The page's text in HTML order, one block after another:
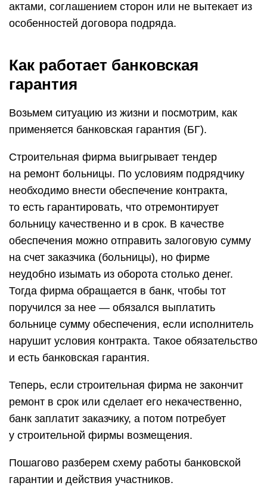
актами, соглашением сторон или не вытекает из
особенностей договора подряда.
Как работает банковская
гарантия
Возьмем ситуацию из жизни и посмотрим, как
применяется банковская гарантия (БГ).
Строительная фирма выигрывает тендер
на ремонт больницы. По условиям подрядчику
необходимо внести обеспечение контракта,
то есть гарантировать, что отремонтирует
больницу качественно и в срок. В качестве
обеспечения можно отправить залоговую сумму
на счет заказчика (больницы), но фирме
неудобно изымать из оборота столько денег.
Тогда фирма обращается в банк, чтобы тот
поручился за нее — обязался выплатить
больнице сумму обеспечения, если исполнитель
нарушит условия контракта. Такое обязательство
и есть банковская гарантия.
Теперь, если строительная фирма не закончит
ремонт в срок или сделает его некачественно,
банк заплатит заказчику, а потом потребует
у строительной фирмы возмещения.
Пошагово разберем схему работы банковской
гарантии и действия участников.